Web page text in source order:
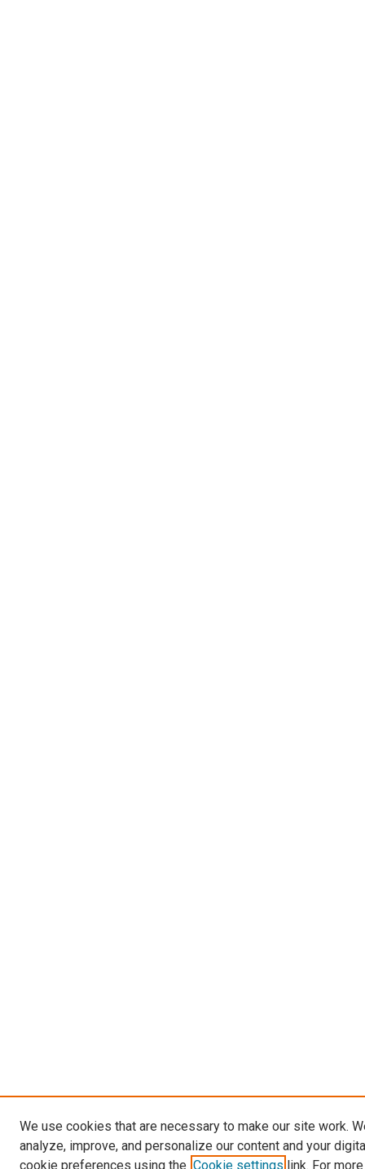
We use cookies that are necessary to make our site work.
analyze, improve, and personalize our content and your
cookie preferences using the Cookie settings link. For